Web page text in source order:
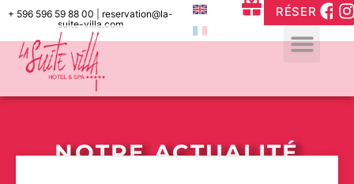
+ 596 596 59 88 00
reservation@la-
suite-villa.com
RÉSERVER
NOTRE ACTUALITÉ